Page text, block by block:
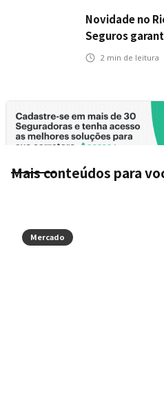
Novidade no
Seguros
na Ponte Rio-
2 min de leitura
Mais conteúdos para
Mercado